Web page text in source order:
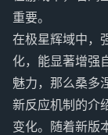
重要。
在极星辉域中，
化，能显著增强
魅力，那么桑多
新反应机制的介
变化。随着新版